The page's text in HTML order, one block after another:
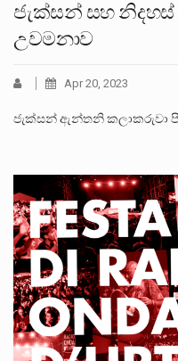
ජැක්සන් සහ
උවමනාව
Apr 20, 2023
ජැක්සන් ඇන්තනි කලාකරුවා